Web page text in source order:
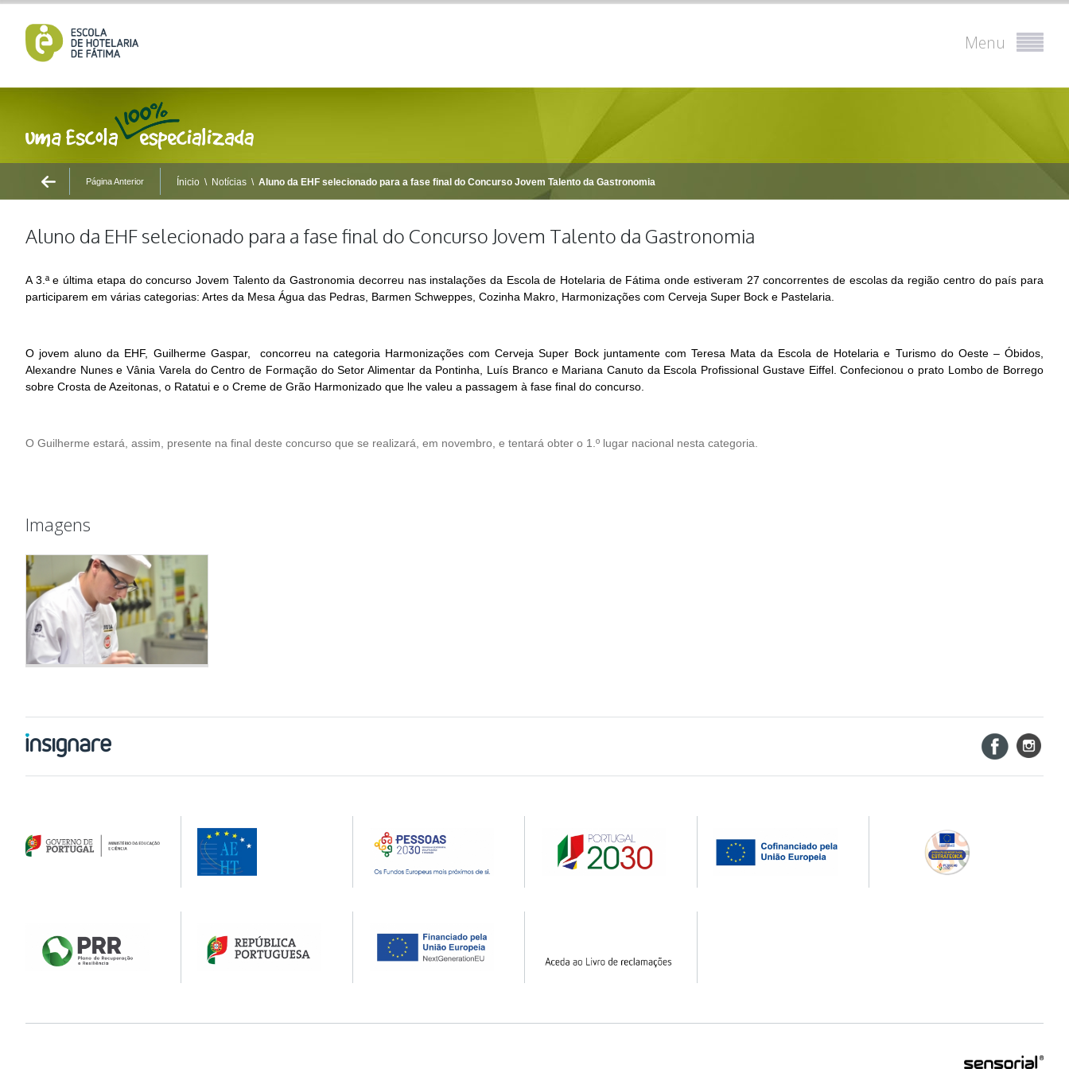
Menu
Página Anterior Ínicio \ Notícias \ Aluno da EHF selecionado para a fase final do Concurso Jovem Talento da Gastronomia
Aluno da EHF selecionado para a fase final do Concurso Jovem Talento da Gastronomia
A 3.ª e última etapa do concurso Jovem Talento da Gastronomia decorreu nas instalações da Escola de Hotelaria de Fátima onde estiveram 27 concorrentes de escolas da região centro do país para
participarem em várias categorias: Artes da Mesa Água das Pedras, Barmen Schweppes, Cozinha Makro, Harmonizações com Cerveja Super Bock e Pastelaria.
O jovem aluno da EHF, Guilherme Gaspar, concorreu na categoria Harmonizações com Cerveja Super Bock juntamente com Teresa Mata da Escola de Hotelaria e Turismo do Oeste – Óbidos,
Alexandre Nunes e Vânia Varela do Centro de Formação do Setor Alimentar da Pontinha, Luís Branco e Mariana Canuto da Escola Profissional Gustave Eiffel. Confecionou o prato Lombo de Borrego
sobre Crosta de Azeitonas, o Ratatui e o Creme de Grão Harmonizado que lhe valeu a passagem à fase final do concurso.
O Guilherme estará, assim, presente na final deste concurso que se realizará, em novembro, e tentará obter o 1.º lugar nacional nesta categoria.
Imagens